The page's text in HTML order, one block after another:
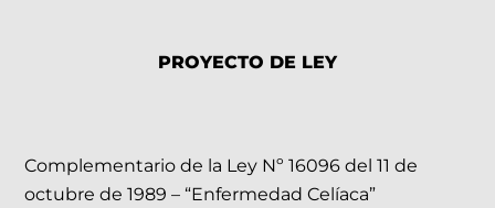
PROYECTO DE LEY
Complementario de la Ley Nº 16096 del 11 de
octubre de 1989 – “Enfermedad Celíaca”